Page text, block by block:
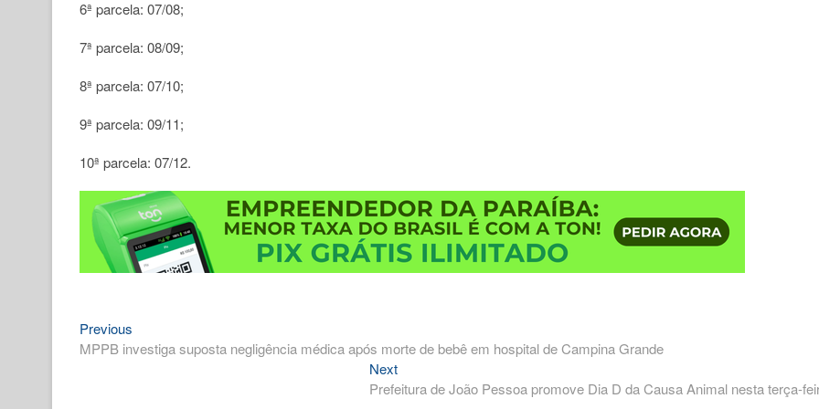
6ª parcela: 07/08;
7ª parcela: 08/09;
8ª parcela: 07/10;
9ª parcela: 09/11;
10ª parcela: 07/12.
Navegação
de
Previous
post:
MPPB investiga suposta negligência médica após morte de bebê em hospital de Campina Grande
NextNext
post:
Prefeitura de João Pessoa promove Dia D da Causa Animal nesta terça-